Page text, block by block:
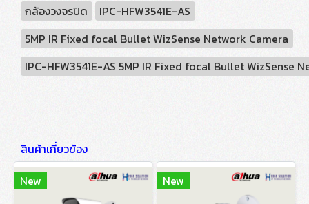
กล้องวงจรปิด
IPC-HFW3541E-AS
5MP IR Fixed focal Bullet WizSense Network Camera
IPC-HFW3541E-AS 5MP IR Fixed focal Bullet WizSense
สินค้าเกี่ยวข้อง
New
New